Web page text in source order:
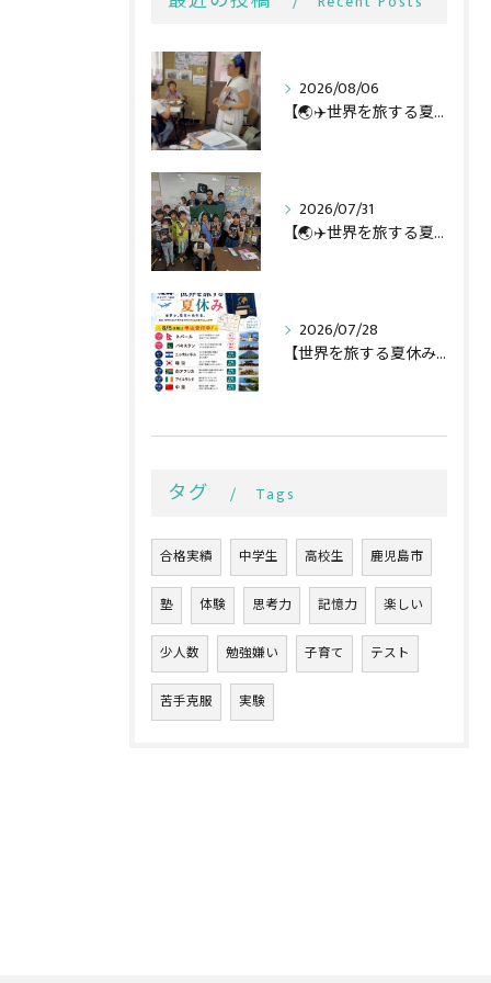
2026/08/06
【🌏✈️世界を旅する夏休み第3弾】
2026/07/31
【🌏✈️世界を旅する夏休み第二弾】
2026/07/28
【世界を旅する夏休み全行程🌏✈️】
タグ Tags
合格実績 中学生 高校生 鹿児島市
塾 体験 思考力 記憶力 楽しい
少人数 勉強嫌い 子育て テスト
苦手克服 実験